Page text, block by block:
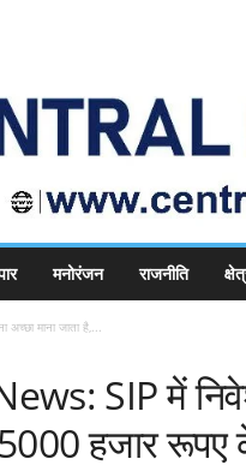
मनोरंजन राजनीति
माना जाता है,...
SIP में
हजार रूपए